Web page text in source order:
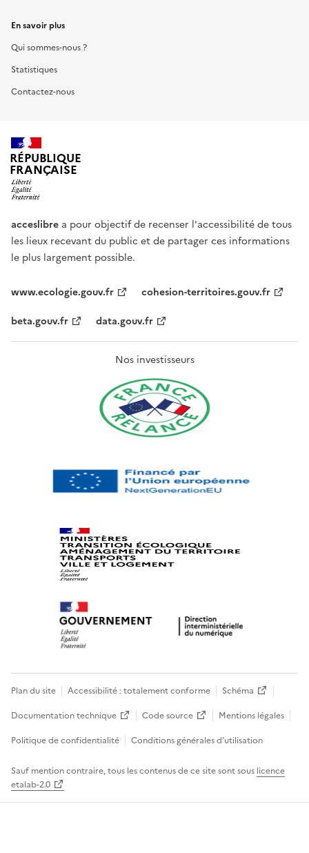
En savoir plus
Qui sommes-nous ?
Statistiques
Contactez-nous
RÉPUBLIQUE
FRANÇAISE
acceslibre a pour objectif de recenser l'accessibilité de tous
les lieux recevant du public et de partager ces informations
le plus largement possible.
www.ecologie.gouv.fr
cohesion-territoires.gouv.fr
beta.gouv.fr
data.gouv.fr
Nos investisseurs
Plan du site Accessibilité : totalement conforme
Schéma
Documentation technique
Code source
Mentions légales
Politique de confidentialité
Conditions générales d’utilisation
Sauf mention contraire, tous les contenus de ce site sont sous licence
etalab-2.0